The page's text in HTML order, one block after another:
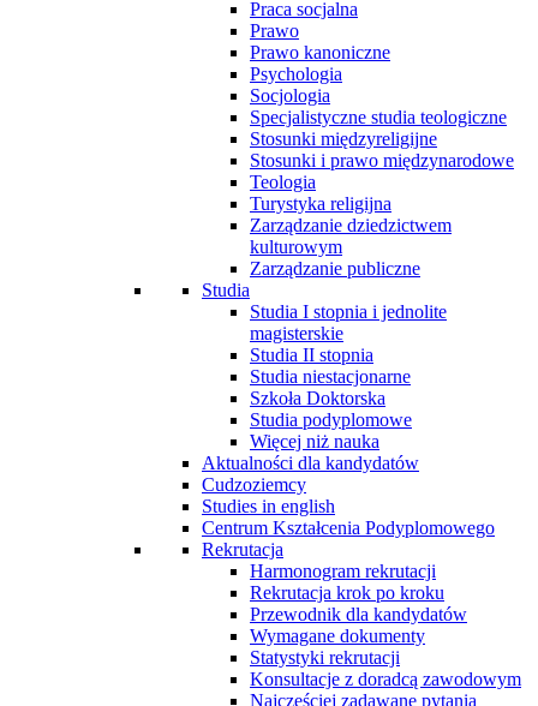
Praca socjalna
Prawo
Prawo kanoniczne
Psychologia
Socjologia
Specjalistyczne studia teologiczne
Stosunki międzyreligijne
Stosunki i prawo międzynarodowe
Teologia
Turystyka religijna
Zarządzanie dziedzictwem
kulturowym
Zarządzanie publiczne
Studia
Studia I stopnia i jednolite
magisterskie
Studia II stopnia
Studia niestacjonarne
Szkoła Doktorska
Studia podyplomowe
Więcej niż nauka
Aktualności dla kandydatów
Cudzoziemcy
Studies in english
Centrum Kształcenia Podyplomowego
Rekrutacja
Harmonogram rekrutacji
Rekrutacja krok po kroku
Przewodnik dla kandydatów
Wymagane dokumenty
Statystyki rekrutacji
Konsultacje z doradcą zawodowym
Najczęściej zadawane pytania